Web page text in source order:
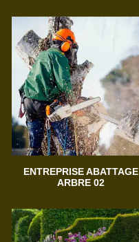
ENTREPRISE ABATTAGE
ARBRE 02